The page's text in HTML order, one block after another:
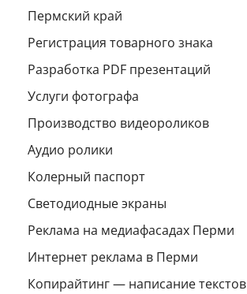
Пермский край
Регистрация товарного знака
Разработка PDF презентаций
Услуги фотографа
Производство видеороликов
Аудио ролики
Колерный паспорт
Светодиодные экраны
Реклама на медиафасадах Перми
Интернет реклама в Перми
Копирайтинг — написание текстов